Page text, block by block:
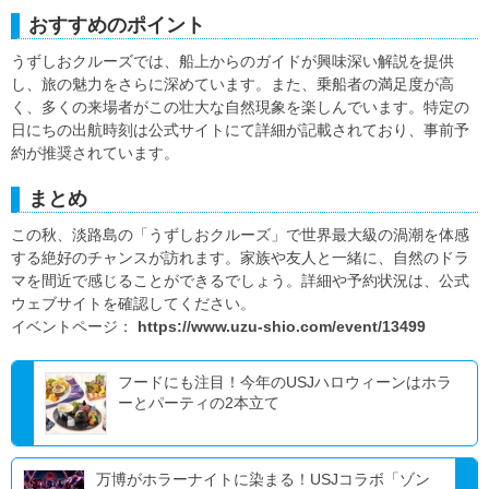
おすすめのポイント
うずしおクルーズでは、船上からのガイドが興味深い解説を提供
し、旅の魅力をさらに深めています。また、乗船者の満足度が高
く、多くの来場者がこの壮大な自然現象を楽しんでいます。特定の
日にちの出航時刻は公式サイトにて詳細が記載されており、事前予
約が推奨されています。
まとめ
この秋、淡路島の「うずしおクルーズ」で世界最大級の渦潮を体感
する絶好のチャンスが訪れます。家族や友人と一緒に、自然のドラ
マを間近で感じることができるでしょう。詳細や予約状況は、公式
ウェブサイトを確認してください。
イベントページ： https://www.uzu-shio.com/event/13499
フードにも注目！今年のUSJハロウィーンはホラ
ーとパーティの2本立て
万博がホラーナイトに染まる！USJコラボ「ゾン